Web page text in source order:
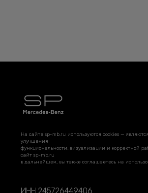
На сайте sp-mb.ru используются cookies —
улучшения
функциональности, визуализации и корректной
сайт sp-mb.ru
в дальнейшем, вы также соглашаетесь на
ИНН 245726449406